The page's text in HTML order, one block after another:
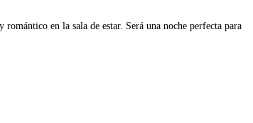
en la sala de estar. Será una noche perfecta para